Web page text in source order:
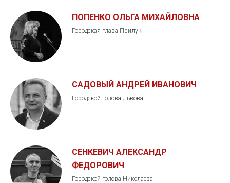
ПОПЕНКО ОЛЬГА МИХАЙЛОВНА
Городская глава Прилук
САДОВЫЙ АНДРЕЙ ИВАНОВИЧ
Городской голова Львова
СЕНКЕВИЧ АЛЕКСАНДР
ФЕДОРОВИЧ
Городской голова Николаева